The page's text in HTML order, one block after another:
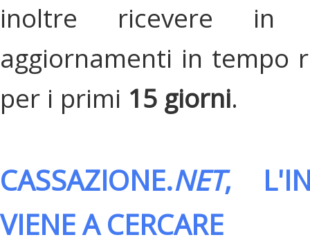
inoltre ricevere in
aggiornamenti in tempo
per i primi 15 giorni.
CASSAZIONE.NET,
VIENE A CERCARE